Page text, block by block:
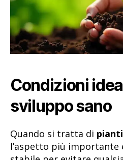
Condizioni
sviluppo sano
Quando si tratta di
l’aspetto più